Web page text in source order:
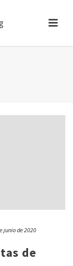
junio de 2020
de